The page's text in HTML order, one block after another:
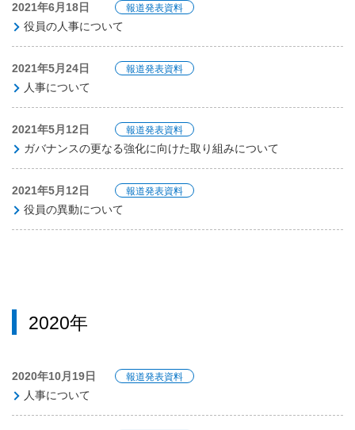
2021年6月18日 報道発表資料
役員の人事について
2021年5月24日 報道発表資料
人事について
2021年5月12日 報道発表資料
ガバナンスの更なる強化に向けた取り組みについて
2021年5月12日 報道発表資料
役員の異動について
2020年
2020年10月19日 報道発表資料
人事について